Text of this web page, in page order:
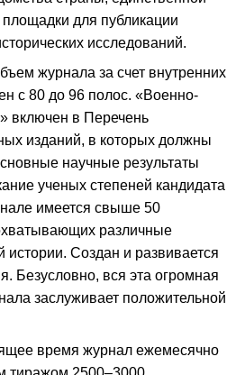
для публикации
исследований.
журнала за счет внутренних
с 80 до 96 полос. «Военно-
включен в Перечень
изданий, в которых должны
научные результаты
ученых степеней кандидата
имеется свыше 50
различные
истории. Создан и развивается
Безусловно, вся эта огромная
заслуживает положительной
время журнал ежемесячно